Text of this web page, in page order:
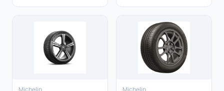
Michelin Michelin